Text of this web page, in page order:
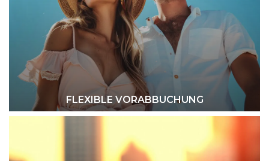
FLEXIBLE VORABBUCHUNG